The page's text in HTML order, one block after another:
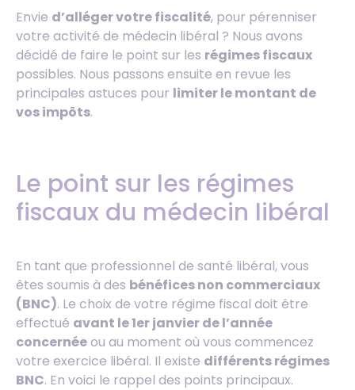
Envie d’alléger votre fiscalité, pour pérenniser
votre activité de médecin libéral ? Nous avons
décidé de faire le point sur les régimes fiscaux
possibles. Nous passons ensuite en revue les
principales astuces pour limiter le montant de
vos impôts.
Le point sur les régimes
fiscaux du médecin libéral
En tant que professionnel de santé libéral, vous
êtes soumis à des bénéfices non commerciaux
(BNC). Le choix de votre régime fiscal doit être
effectué avant le 1er janvier de l’année
concernéeou au moment où vous commencez
votre exercice libéral. Il existe différents régimes
BNC. En voici le rappel des points principaux.